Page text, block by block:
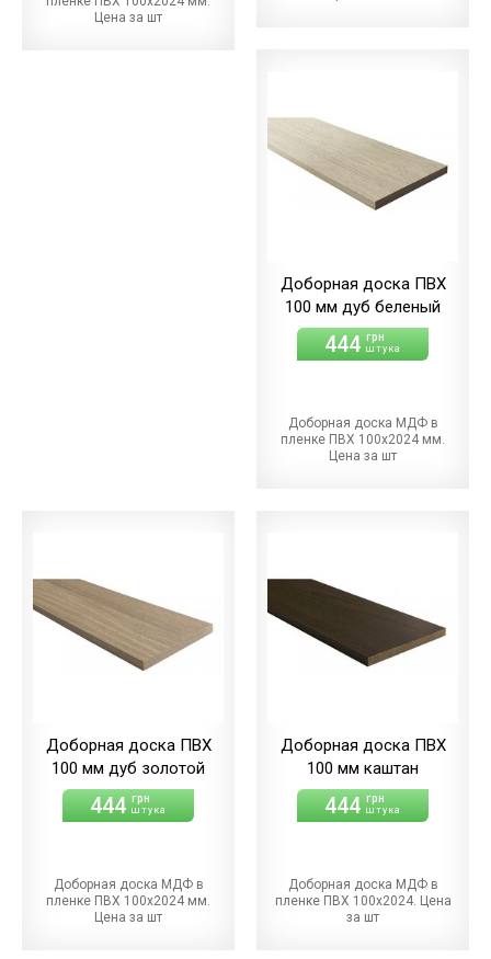
Цена за шт
Доборная доска ПВХ
100 мм дуб беленый
444 грн
штука
Доборная доска МДФ в
пленке ПВХ 100х2024 мм.
Цена за шт
Доборная доска ПВХ
100 мм дуб золотой
444 грн
штука
Доборная доска МДФ в
пленке ПВХ 100х2024 мм.
Цена за шт
Доборная доска ПВХ
100 мм каштан
444 грн
штука
Доборная доска МДФ в
пленке ПВХ 100х2024. Цена
за шт